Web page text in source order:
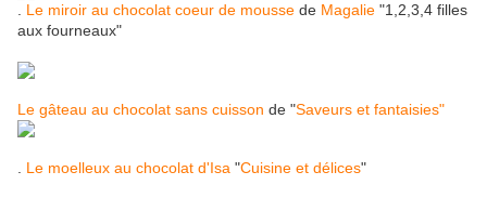
Le miroir au chocolat coeur de mousse de Magalie "1,2,3,4 filles
aux fourneaux"
Le gâteau au chocolat sans cuisson de "Saveurs et fantaisies"
Le moelleux au chocolat d'Isa "Cuisine et délices"